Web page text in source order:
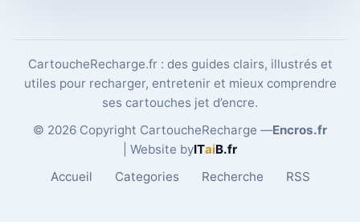
CartoucheRecharge.fr : des guides clairs, illustrés et
utiles pour recharger, entretenir et mieux comprendre
ses cartouches jet d’encre.
© 2026 Copyright CartoucheRecharge —Encros.fr
| Website byITaiB.fr
Accueil
Categories Recherche RSS